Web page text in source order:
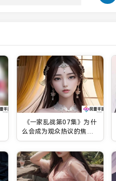
《一家乱战第07集》为什
么会成为观众热议的焦
点？主要原因是什么？